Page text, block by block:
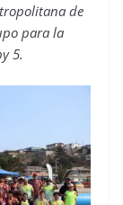
de
para la
5.